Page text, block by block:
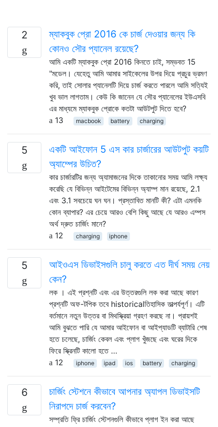
2
ম্যাকবুক প্রো 2016 কে চার্জ দেওয়ার জন্য কি
কোনও সৌর প্যানেল রয়েছে?
আমি একটি ম্যাকবুক প্রো 2016 কিনতে চাই, সম্ভবত 15
"মডেল। যেহেতু আমি আমার সাইকেলের উপর দিয়ে প্রচুর ভ্রমণ
করি, তাই সোলার প্যানেলটি দিয়ে চার্জ করতে পারলে আমি সত্যিই
খুব ভাল লাগতাম। কেউ কি জানেন যে সৌর প্যানেলের ইউএসবি
এর মাধ্যমে ম্যাকবুক প্রোকে কতটা আউটপুট দিতে হবে?
13
macbook battery charging
5
একটি আইফোন 5 এস কার চার্জারের আউটপুট কয়টি
অ্যাম্পের উচিত?
কার চার্জারটির জন্য অ্যামাজনের দিকে তাকানোর সময় আমি লক্ষ্য
করেছি যে বিভিন্ন আইটেমের বিভিন্ন অ্যাম্প মান রয়েছে, 2.1
এবং 3.1 সবচেয়ে ঘন ঘন। প্রস্তাবিত মানটি কী? এটা এমনকি
কোন ব্যাপার? এর চেয়ে আরও বেশি কিছু আছে যে আরও এম্পস
অর্থ দ্রুত চার্জিং মানে?
12
charging iphone
5
আইওএস ডিভাইসগুলি চালু করতে এত দীর্ঘ সময় নেয়
কেন?
লক । এই প্রশ্নটি এবং এর উত্তরগুলি লক করা আছে কারণ
প্রশ্নটি অফ-টপিক তবে historicalতিহাসিক তাত্পর্যপূর্ণ। এটি
বর্তমানে নতুন উত্তর বা মিথস্ক্রিয়া গ্রহণ করছে না। প্রায়শই
আমি বুঝতে পারি যে আমার আইফোন বা আইপ্যাডটি ব্যাটারি শেষ
হতে চলেছে, চার্জিং কেবল এবং প্লাগ খুঁজছে এবং ঘরের দিকে
ফিরে স্ক্রিনটি কালো হতে …
12
iphone ipad ios battery charging
6
চার্জিং স্টেশনে কীভাবে আপনার অ্যাপল ডিভাইসটি
নিরাপদে চার্জ করবেন?
সম্প্রতি ফ্রি চার্জিং স্টেশনগুলি কীভাবে প্লাগ ইন করা আছে